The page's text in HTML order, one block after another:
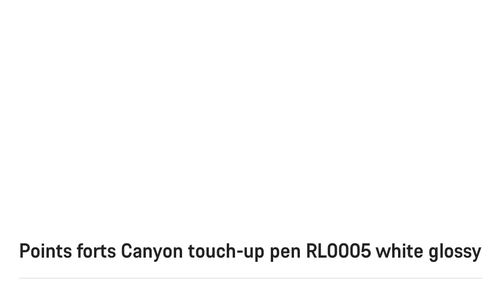
Points forts Canyon touch-up pen RL0005 white glossy